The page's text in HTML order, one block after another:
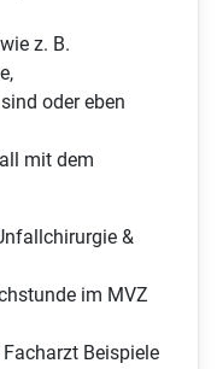
z. B.
oder eben
mit dem
&
im MVZ
Beispiele